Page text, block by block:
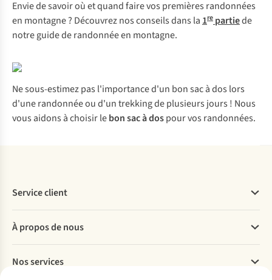
Envie de savoir où et quand faire vos premières randonnées
en montagne ? Découvrez nos conseils dans la 1re partiede
notre guide de randonnée en montagne.
Ne sous-estimez pas l'importance d'un bon sac à dos lors
d'une randonnée ou d'un trekking de plusieurs jours ! Nous
vous aidons à choisir lebon sac à dospour vos randonnées.
Service client
Commander
Payer
Livraison
À propos de nous
Explore More
Nos services